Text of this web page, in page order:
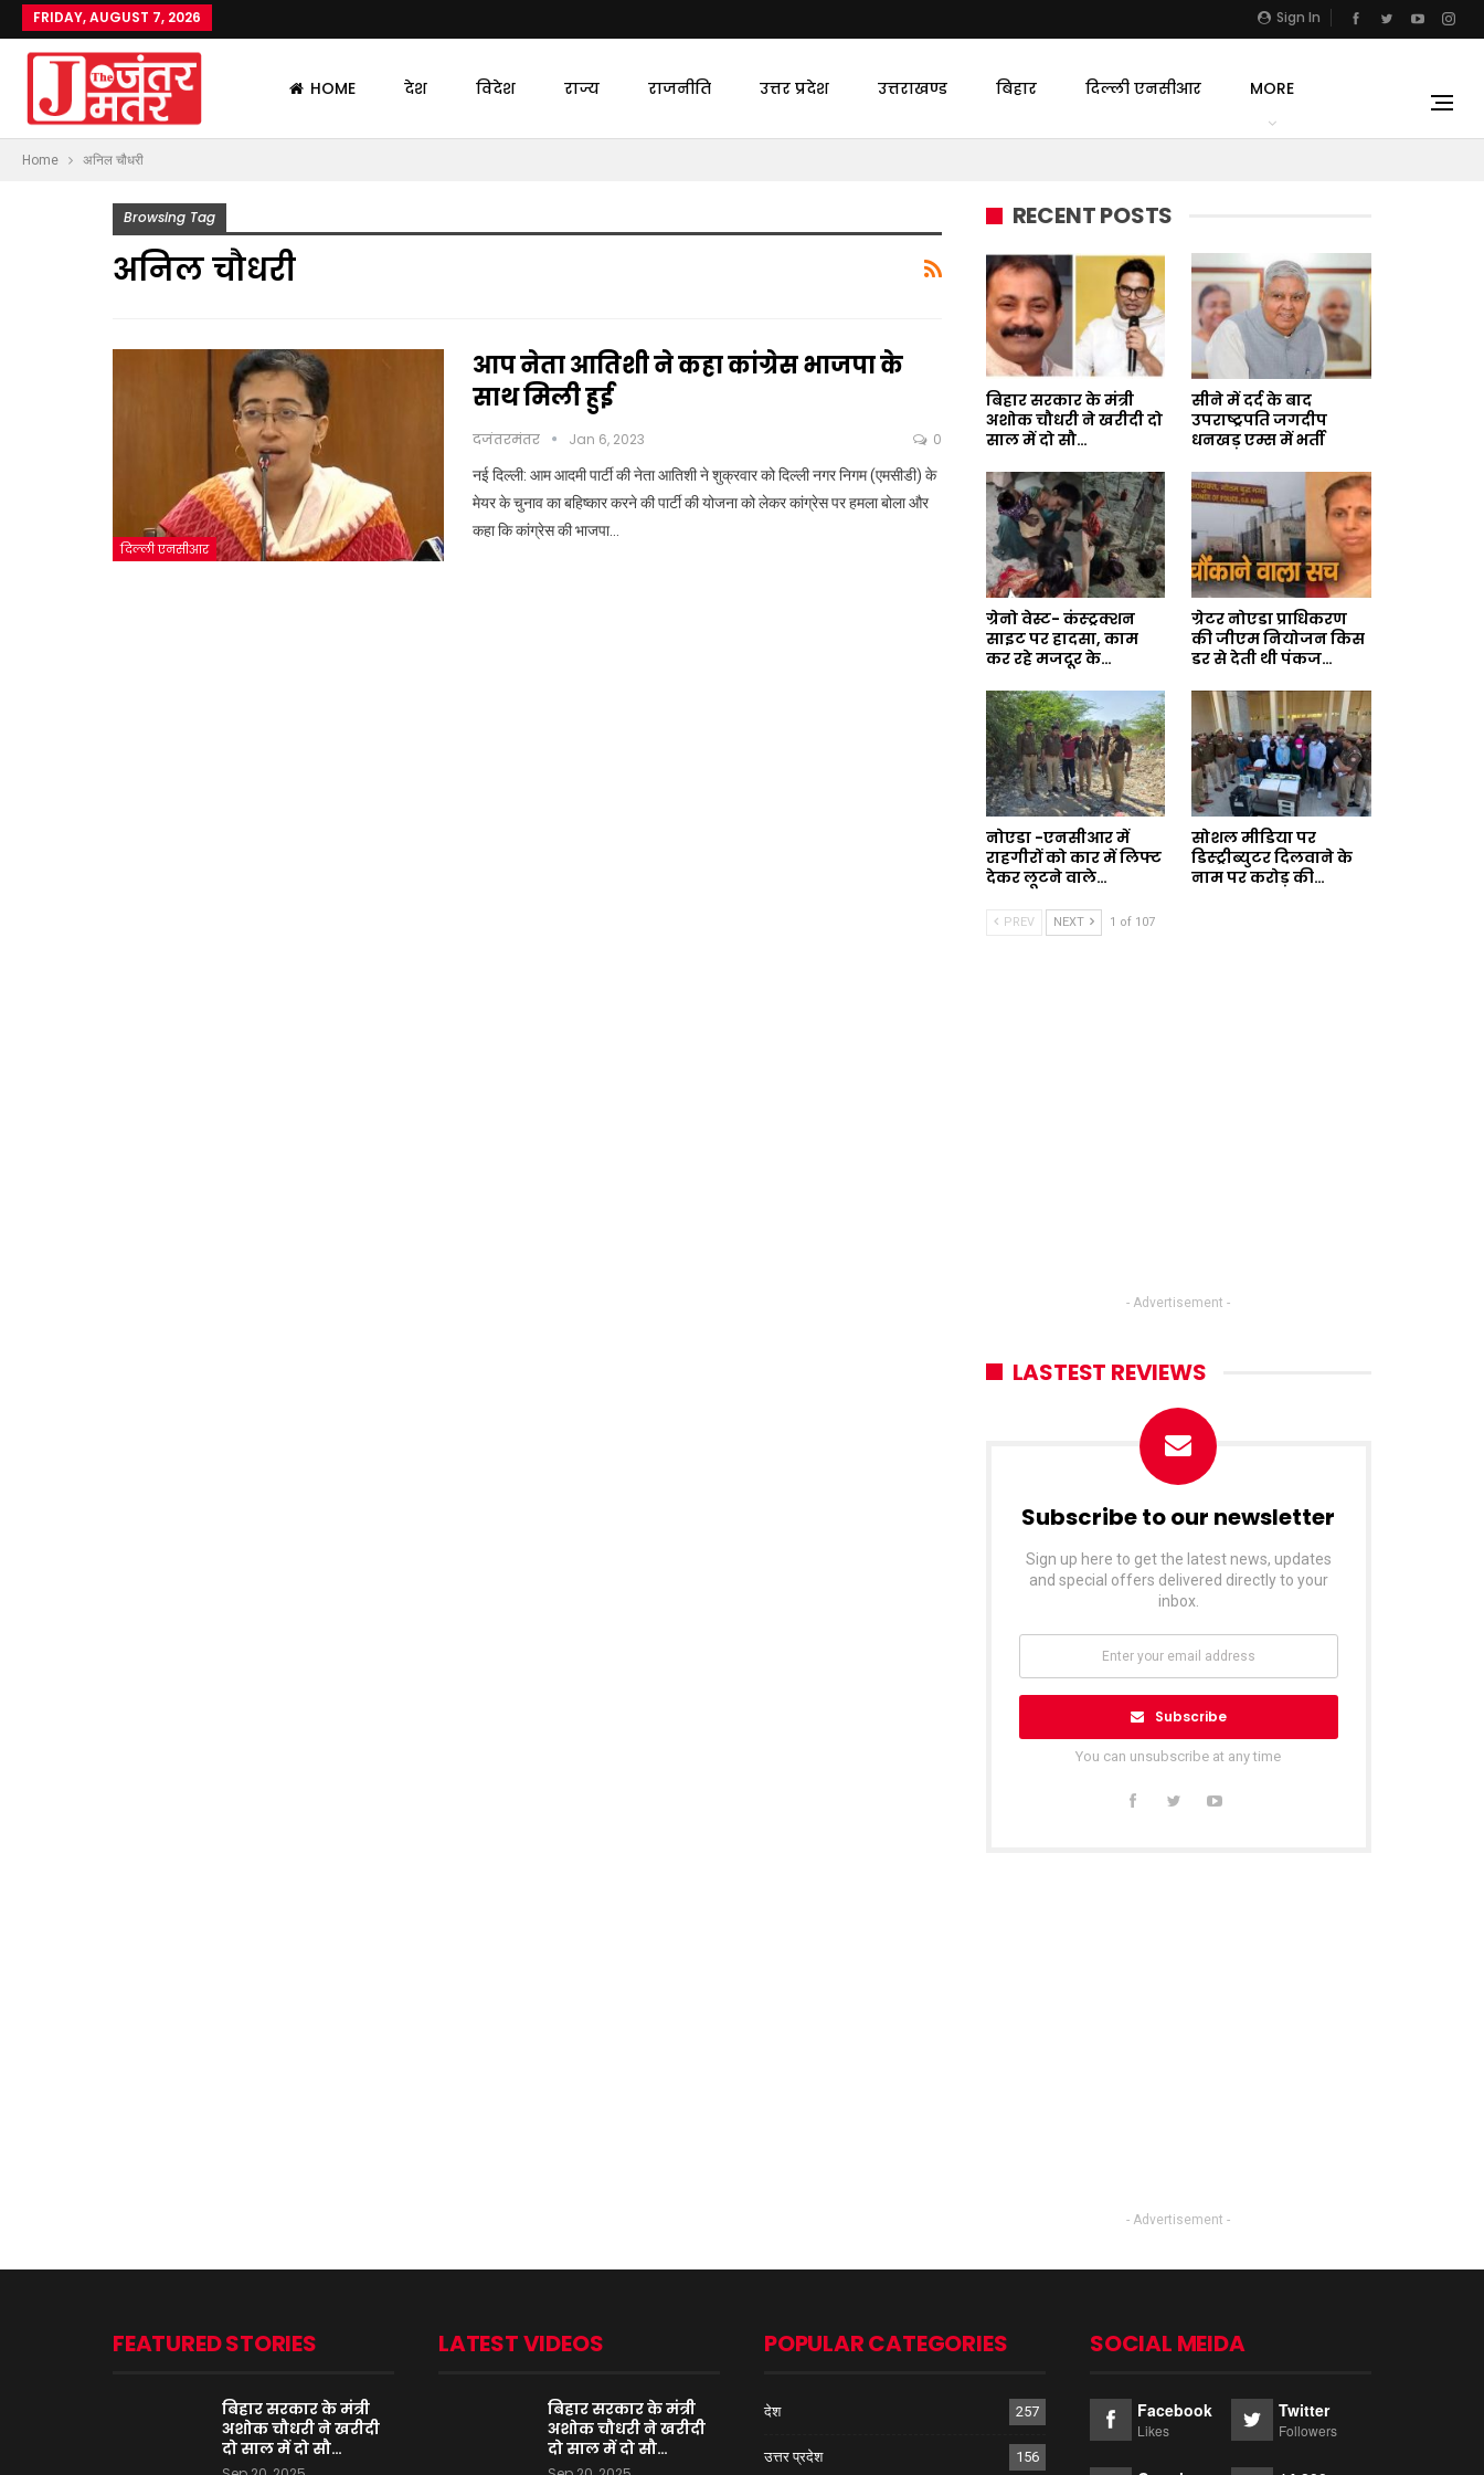
Sign In
FRIDAY, AUGUST 7, 2026
HOME देश विदेश राज्य राजनीति उत्तर प्रदेश उत्तराखण्ड बिहार दिल्ली एनसीआर MORE
Home अनिल चौधरी
Browsing Tag
अनिल चौधरी
दिल्ली एनसीआर
आप नेता आतिशी ने कहा कांग्रेस भाजपा के
साथ मिली हुई
दजंतरमंतर Jan 6, 2023 0
नई दिल्ली: आम आदमी पार्टी की नेता आतिशी ने शुक्रवार को दिल्ली नगर निगम (एमसीडी) के
मेयर के चुनाव का बहिष्कार करने की पार्टी की योजना को लेकर कांग्रेस पर हमला बोला और
कहा कि कांग्रेस की भाजपा…
RECENT POSTS
बिहार सरकार के मंत्री
अशोक चौधरी ने खरीदी दो
साल में दो सौ…
सीने में दर्द के बाद
उपराष्ट्रपति जगदीप
धनखड़ एम्स में भर्ती
ग्रेनो वेस्ट- कंस्ट्रक्शन
साइट पर हादसा, काम
कर रहे मजदूर के…
ग्रेटर नोएडा प्राधिकरण
की जीएम नियोजन किस
डर से देती थी पंकज…
नोएडा -एनसीआर में
राहगीरों को कार में लिफ्ट
देकर लूटने वाले…
सोशल मीडिया पर
डिस्ट्रीब्युटर दिलवाने के
नाम पर करोड़ की…
PREV NEXT 1 of 107
- Advertisement -
LASTEST REVIEWS
Subscribe to our newsletter
Sign up here to get the latest news, updates
and special offers delivered directly to your
inbox.
Subscribe
You can unsubscribe at any time
- Advertisement -
FEATURED STORIES
बिहार सरकार के मंत्री
अशोक चौधरी ने खरीदी
दो साल में दो सौ…
LATEST VIDEOS
बिहार सरकार के मंत्री
अशोक चौधरी ने खरीदी
दो साल में दो सौ…
POPULAR CATEGORIES
देश 257
उत्तर प्रदेश 156
SOCIAL MEIDA
Facebook
Likes
Twitter
Followers